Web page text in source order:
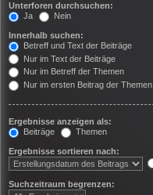
Unterforen durchsuchen:
Ja
Nein
Innerhalb suchen:
Betreff und Text der Beiträge
Nur im Text der Beiträge
Nur im Betreff der Themen
Nur im ersten Beitrag der Themen
Ergebnisse anzeigen als:
Beiträge
Themen
Ergebnisse sortieren nach:
Suchzeitraum begrenzen: